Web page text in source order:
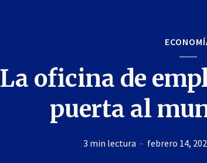
La oficina de
puerta al
3 min lectura febrero 14,